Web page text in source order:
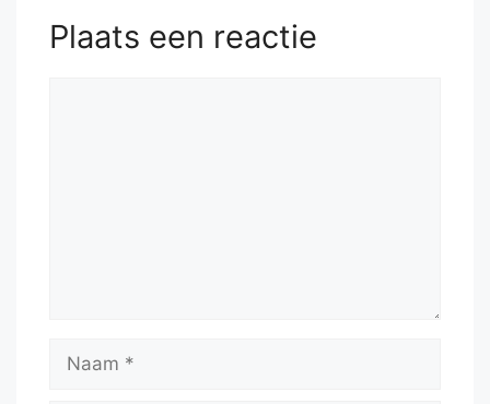
Plaats een reactie
Naam